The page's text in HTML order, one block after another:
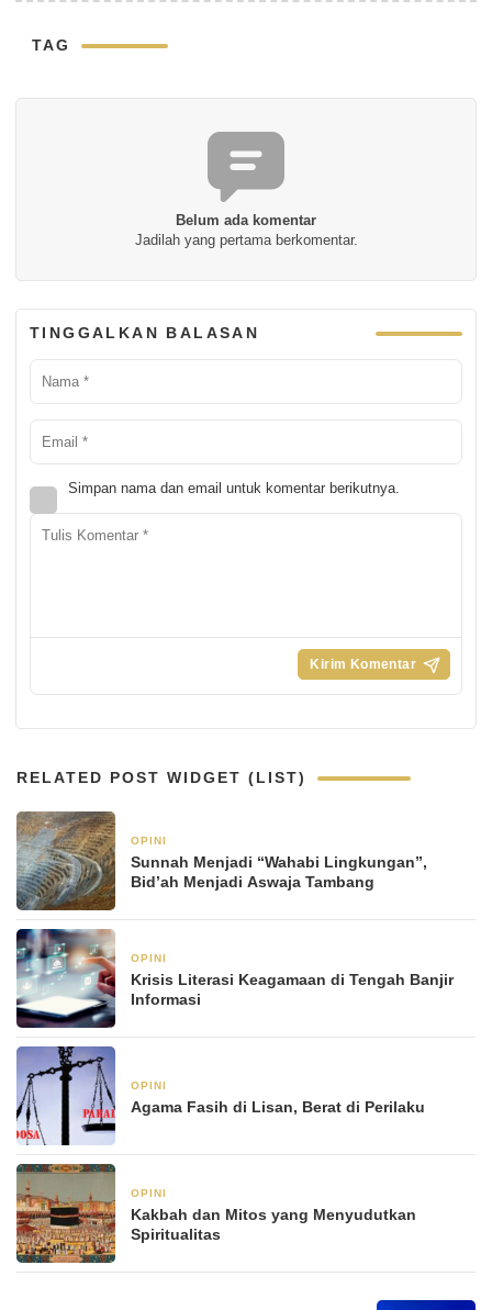
TAG
Belum ada komentar
Jadilah yang pertama berkomentar.
TINGGALKAN BALASAN
Simpan nama dan email untuk komentar berikutnya.
RELATED POST WIDGET (LIST)
OPINI
Sunnah Menjadi “Wahabi Lingkungan”,
Bid’ah Menjadi Aswaja Tambang
OPINI
Krisis Literasi Keagamaan di Tengah Banjir
Informasi
OPINI
Agama Fasih di Lisan, Berat di Perilaku
OPINI
Kakbah dan Mitos yang Menyudutkan
Spiritualitas